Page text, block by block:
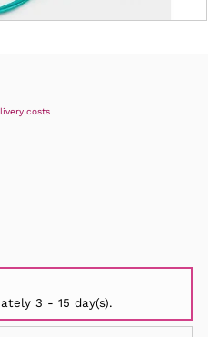
costs
3 - 15 day(s).